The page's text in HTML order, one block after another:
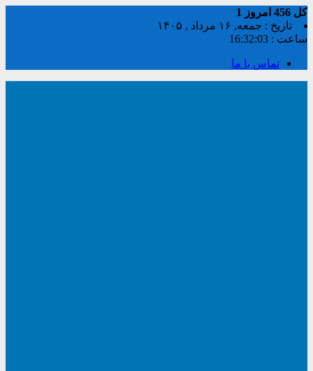
کل امروز
1
تاریخ : جمعه, ۱۶ مرداد , ۱۴۰۵
ساعت : 16:32:03
تماس با ما